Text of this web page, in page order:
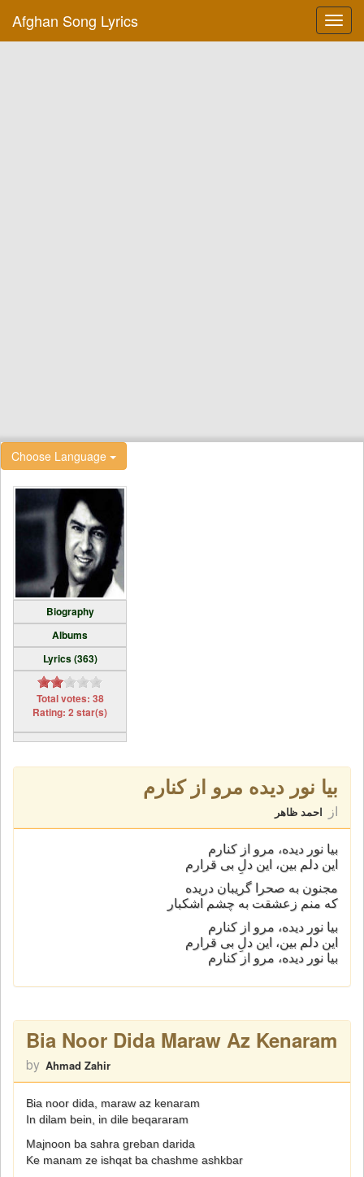
Afghan Song Lyrics
Choose Language
Biography
Albums
Lyrics (363)
Total votes: 38
Rating: 2 star(s)
بیا نور دیده مرو از کنارم
از احمد ظاهر
بیا نور دیده، مرو از کنارم
این دلم بین، این دلِ بی قرارم
مجنون به صحرا گریبان دریده
که منم زعشقت به چشم اشکبار
بیا نور دیده، مرو از کنارم
این دلم بین، این دلِ بی قرارم
بیا نور دیده، مرو از کنارم
Bia Noor Dida Maraw Az Kenaram
by Ahmad Zahir
Bia noor dida, maraw az kenaram
In dilam bein, in dile beqararam
Majnoon ba sahra greban darida
Ke manam ze ishqat ba chashme ashkbar